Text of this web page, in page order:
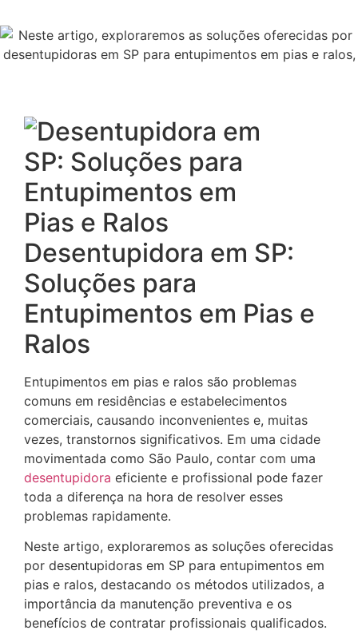
Desentupidora em SP:
Soluções para
Entupimentos em Pias e
Ralos
Entupimentos em pias e ralos são problemas
comuns em residências e estabelecimentos
comerciais, causando inconvenientes e, muitas
vezes, transtornos significativos. Em uma cidade
movimentada como São Paulo, contar com uma
desentupidora eficiente e profissional pode fazer
toda a diferença na hora de resolver esses
problemas rapidamente.
Neste artigo, exploraremos as soluções oferecidas
por desentupidoras em SP para entupimentos em
pias e ralos, destacando os métodos utilizados, a
importância da manutenção preventiva e os
benefícios de contratar profissionais qualificados.